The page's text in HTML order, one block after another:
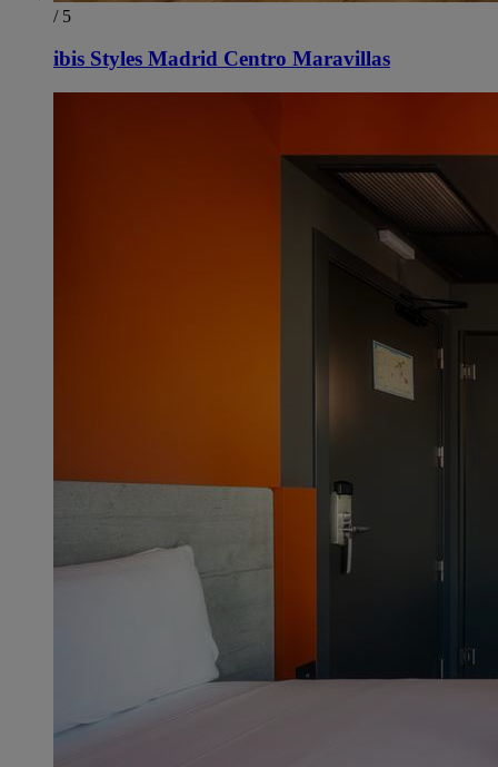
/ 5
ibis Styles Madrid Centro Maravillas